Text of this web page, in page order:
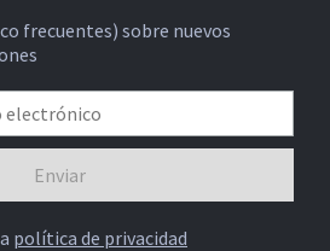
frecuentes) sobre nuevos
política de privacidad